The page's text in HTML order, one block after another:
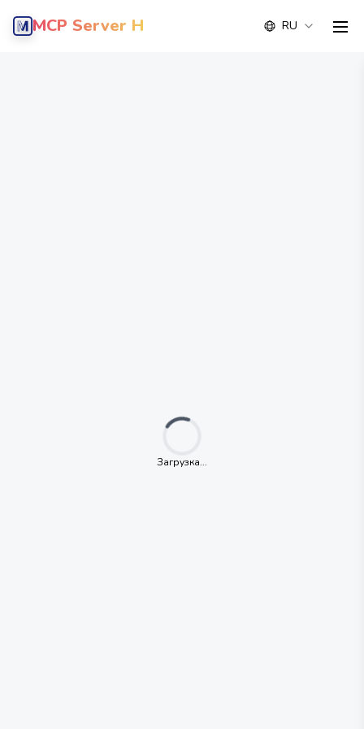
MCP Server Hub RU
Загрузка...